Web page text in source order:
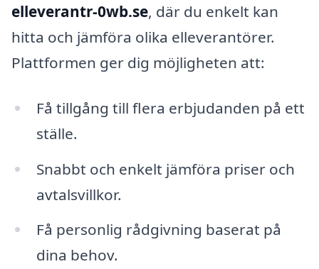
elleverantr-0wb.se, där du enkelt kan
hitta och jämföra olika elleverantörer.
Plattformen ger dig möjligheten att:
Få tillgång till flera erbjudanden på ett
ställe.
Snabbt och enkelt jämföra priser och
avtalsvillkor.
Få personlig rådgivning baserat på
dina behov.